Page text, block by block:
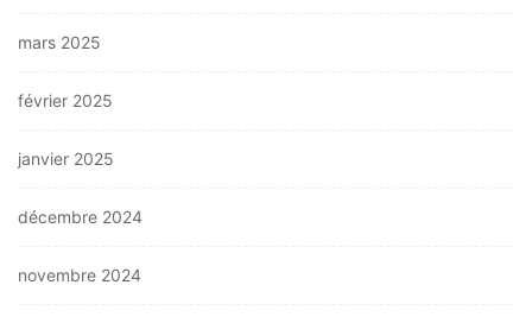
mars 2025
février 2025
janvier 2025
décembre 2024
novembre 2024